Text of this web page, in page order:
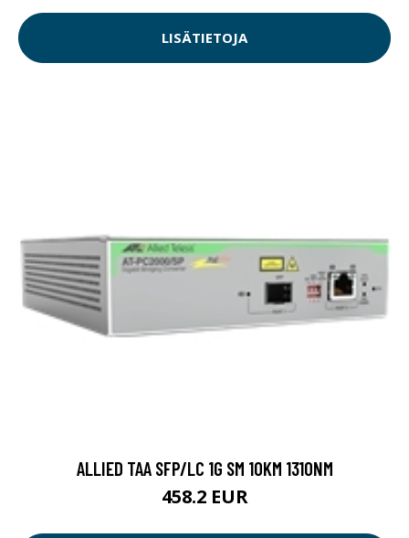
LISÄTIETOJA
ALLIED TAA SFP/LC 1G SM 10KM 1310NM
458.2 EUR